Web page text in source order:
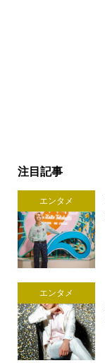
注目記事
エンタメ
エンタメ